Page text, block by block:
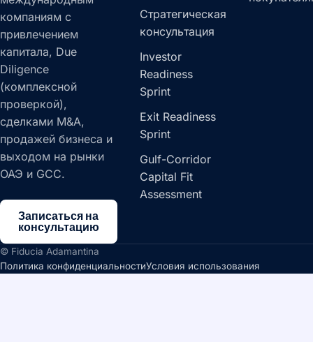
компаниям с
привлечением
капитала, Due
Diligence
(комплексной
проверкой),
сделками M&A,
продажей бизнеса и
выходом на рынки
ОАЭ и GCC.
Записаться на
консультацию
Стратегическая
консультация
Investor
Readiness
Sprint
Exit Readiness
Sprint
Gulf-Corridor
Capital Fit
Assessment
© Fiducia Adamantina
Политика конфиденциальностиУсловия использования